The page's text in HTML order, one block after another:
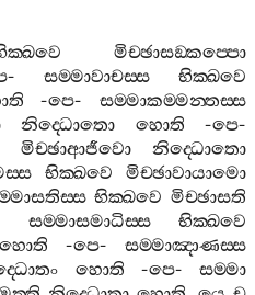
මිච‍්ඡාසඞ‍්කප‍්පො
- සම‍්මාවාචස‍්ස
භික‍්ඛවෙ
-පෙ- සම‍්මාකම‍්මන‍්තස‍්ස
නිද‍්ධොතො හොති -පෙ-
මිච‍්ඡාආජීවො
නිද‍්ධොතො
භික‍්ඛවෙ
මිච‍්ඡාවායාමො
භික‍්ඛවෙ මිච‍්ඡාසති
සම‍්මාසමාධිස‍්ස
භික‍්ඛවෙ
හොති -පෙ- සම‍්මාඤාණස‍්ස
හොති -පෙ-සම‍්මා